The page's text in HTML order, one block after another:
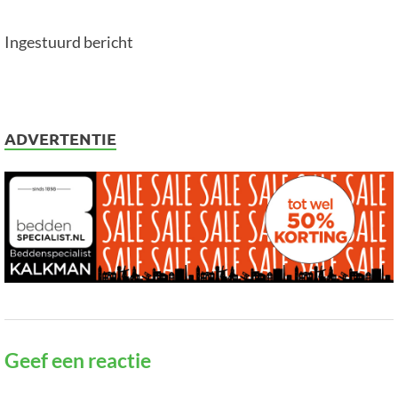
Ingestuurd bericht
ADVERTENTIE
Geef een reactie